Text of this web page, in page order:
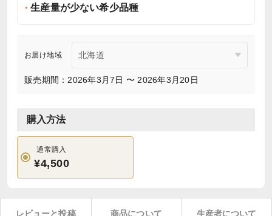
生産量が少ない希少品種
お届け地域
販売期間：2026年3月7日 〜 2026年3月20日
購入方法
通常購入
¥4,500
レビューと投稿 商品について 生産者について